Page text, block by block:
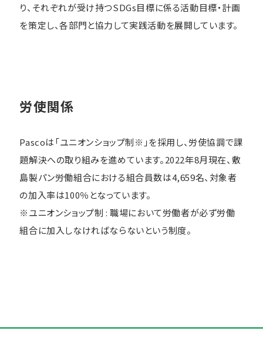
り、それぞれが受け持つSDGs目標に係る活動目標・計画
を策定し、各部門と協力して実践活動を展開しています。
労使関係
Pascoは「ユニオンショップ制※」を採用し、労使協調で課
題解決への取り組みを進めています。2022年8月現在、敷
島製パン労働組合における組合員数は4,659名、対象者
の加入率は100％となっています。
※ユニオンショップ制 : 職場において労働者が必ず労働
組合に加入しなければならないという制度。